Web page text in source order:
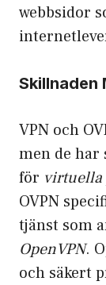
webbsidor
Skillnaden
VPN och
men de har
för virtuella
OVPN
tjänst som
OpenVPN.
och säkert